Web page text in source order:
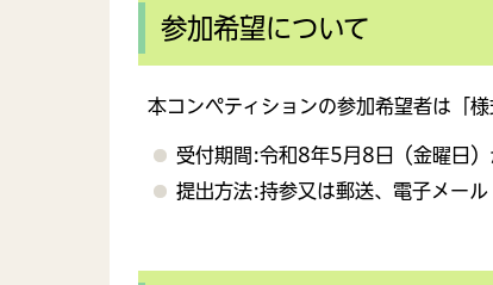
参加希望について
本コンペティションの参加希望者は「
受付期間:令和8年5月8日（金曜日
提出方法:持参又は郵送、電子メール